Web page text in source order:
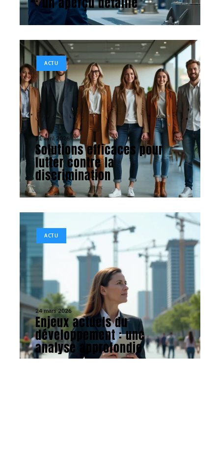
ACTU
11 avril 2026
Solutions efficaces pour
lutter contre la
discrimination
ACTU
24 mars 2026
Enjeux actuels du
développement : une
analyse approfondie